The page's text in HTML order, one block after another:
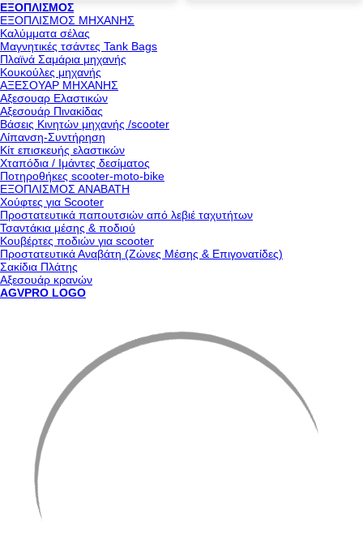
ΕΞΟΠΛΙΣΜΟΣ
ΕΞΟΠΛΙΣΜΟΣ ΜΗΧΑΝΗΣ
Καλύμματα σέλας
Μαγνητικές τσάντες Tank Bags
Πλαϊνά Σαμάρια μηχανής
Κουκούλες μηχανής
ΑΞΕΣΟΥΑΡ ΜΗΧΑΝΗΣ
Αξεσουαρ Ελαστικών
Αξεσουάρ Πινακίδας
Βάσεις Κινητών μηχανής /scooter
Λίπανση-Συντήρηση
Κίτ επισκευής ελαστικών
Χταπόδια / Ιμάντες δεσίματος
Ποτηροθήκες scooter-moto-bike
ΕΞΟΠΛΙΣΜΟΣ ΑΝΑΒΑΤΗ
Χούφτες για Scooter
Προστατευτικά παπουτσιών από λεβιέ ταχυτήτων
Τσαντάκια μέσης & ποδιού
Κουβέρτες ποδιών για scooter
Προστατευτικά Αναβάτη (Ζώνες Μέσης & Επιγονατίδες)
Σακίδια Πλάτης
Αξεσουάρ κρανών
AGVPRO LOGO